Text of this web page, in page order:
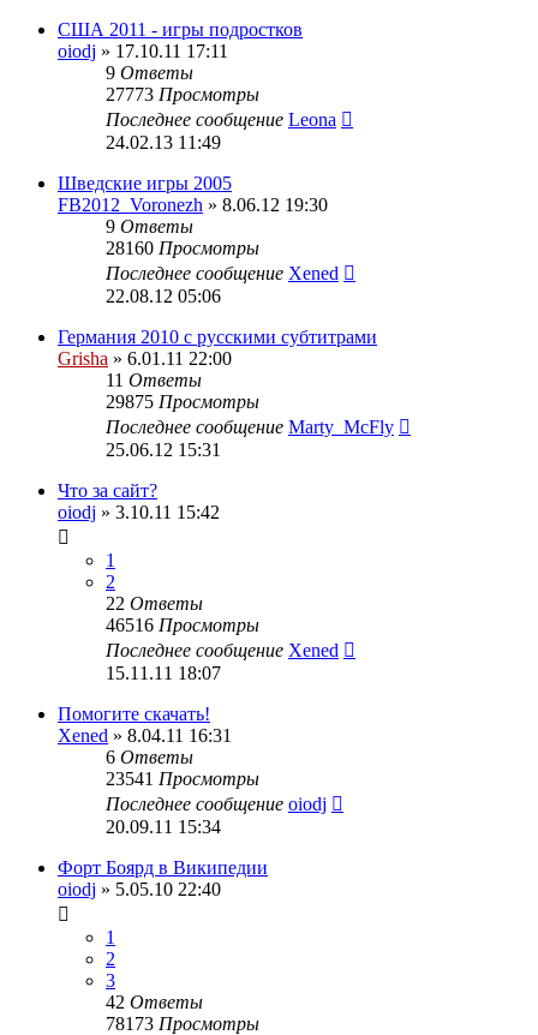
США 2011 - игры подростков
oiodj » 17.10.11 17:11
9 Ответы
27773 Просмотры
Последнее сообщение Leona
24.02.13 11:49
Шведские игры 2005
FB2012_Voronezh » 8.06.12 19:30
9 Ответы
28160 Просмотры
Последнее сообщение Xened
22.08.12 05:06
Германия 2010 с русскими субтитрами
Grisha » 6.01.11 22:00
11 Ответы
29875 Просмотры
Последнее сообщение Marty_McFly
25.06.12 15:31
Что за сайт?
oiodj » 3.10.11 15:42
1
2
22 Ответы
46516 Просмотры
Последнее сообщение Xened
15.11.11 18:07
Помогите скачать!
Xened » 8.04.11 16:31
6 Ответы
23541 Просмотры
Последнее сообщение oiodj
20.09.11 15:34
Форт Боярд в Википедии
oiodj » 5.05.10 22:40
1
2
3
42 Ответы
78173 Просмотры